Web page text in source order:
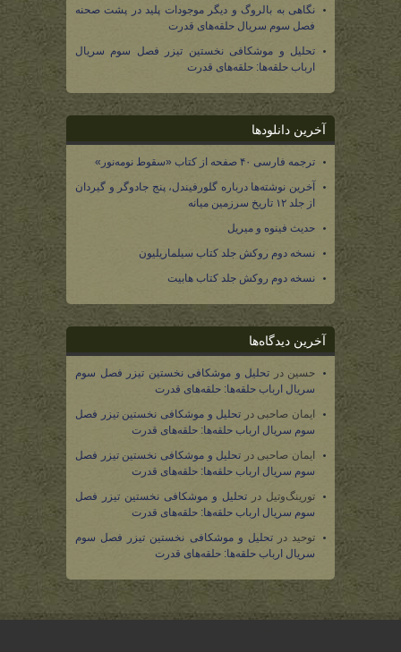
نگاهی به بالروگ و دیگر موجودات پلید در پشت صحنه
فصل سوم سریال حلقه‌های قدرت
تحلیل و موشکافی نخستین تیزر فصل سوم سریال
ارباب حلقه‌ها: حلقه‌های قدرت
آخرین دانلودها
ترجمه فارسی ۴۰ صفحه از کتاب «سقوط نومه‌نور»
آخرین نوشته‌ها درباره گلورفیندل، پنج جادوگر و گیردان
از جلد ۱۲ تاریخ سرزمین میانه
حدیث فینوه و میریل
نسخه دوم روکش جلد کتاب سیلماریلیون
نسخه دوم روکش جلد کتاب هابیت
آخرین دیدگاه‌ها
حسین در تحلیل و موشکافی نخستین تیزر فصل سوم
سریال ارباب حلقه‌ها: حلقه‌های قدرت
ایمان صاحبی در تحلیل و موشکافی نخستین تیزر فصل
سوم سریال ارباب حلقه‌ها: حلقه‌های قدرت
ایمان صاحبی در تحلیل و موشکافی نخستین تیزر فصل
سوم سریال ارباب حلقه‌ها: حلقه‌های قدرت
تورینگ‌وتیل در تحلیل و موشکافی نخستین تیزر فصل
سوم سریال ارباب حلقه‌ها: حلقه‌های قدرت
توحید درتحلیل و موشکافی نخستین تیزر فصل سوم
سریال ارباب حلقه‌ها: حلقه‌های قدرت